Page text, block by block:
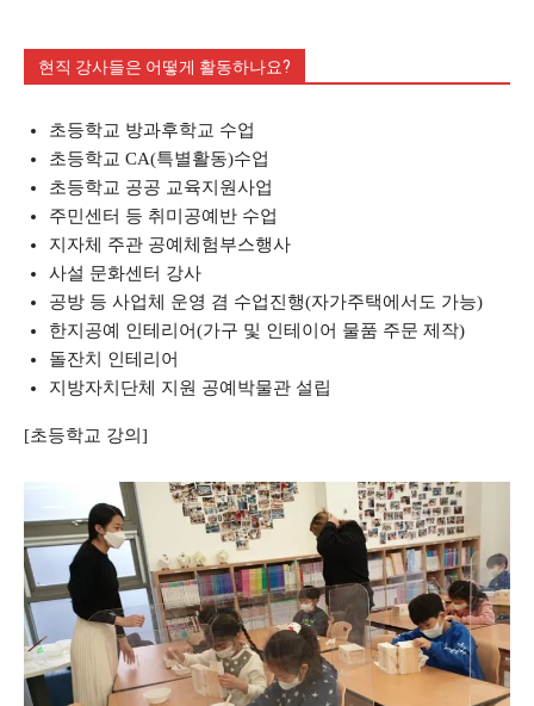
현직 강사들은 어떻게 활동하나요?
초등학교 방과후학교 수업
초등학교 CA(특별활동)수업
초등학교 공공 교육지원사업
주민센터 등 취미공예반 수업
지자체 주관 공예체험부스행사
사설 문화센터 강사
공방 등 사업체 운영 겸 수업진행(자가주택에서도 가능)
한지공예 인테리어(가구 및 인테이어 물품 주문 제작)
돌잔치 인테리어
지방자치단체 지원 공예박물관 설립
[초등학교 강의]